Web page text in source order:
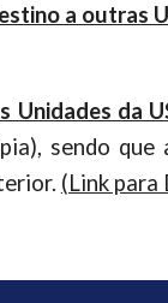
a outras
da
sendo que
(Link para